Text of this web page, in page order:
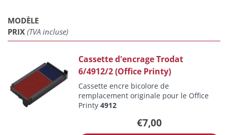
MODÈLE
PRIX (TVA incluse)
Cassette d'encrage Trodat
6/4912/2 (Office Printy)
Cassette encre bicolore de
remplacement originale pour le Office
Printy4912
€7,00